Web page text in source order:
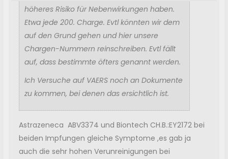
höheres Risiko für Nebenwirkungen haben.
Etwa jede 200. Charge. Evtl könnten wir dem
auf den Grund gehen und hier unsere
Chargen-Nummern reinschreiben. Evtl fällt
auf, dass bestimmte öfters genannt werden.
Ich Versuche auf VAERS noch an Dokumente
zu kommen, bei denen das ersichtlich ist.
Astrazeneca ABV3374 und Biontech CH.B.:EY2172 bei
beiden Impfungen gleiche Symptome ,es gab ja
auch die sehr hohen Verunreinigungen bei